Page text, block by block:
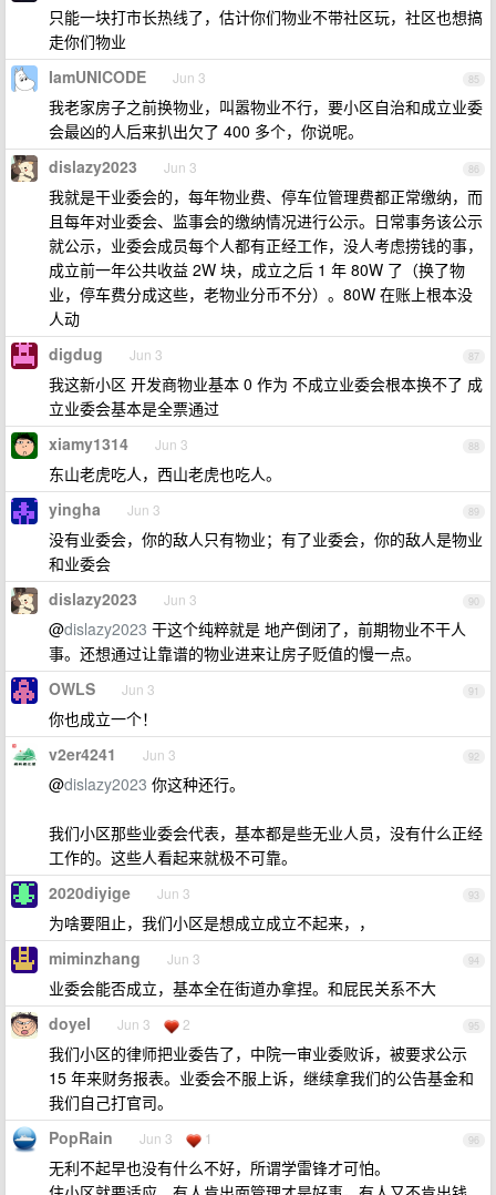
只能一块打市长热线了，估计你们物业不带社区玩，社区也想搞
走你们物业
85
IamUNICODE Jun 3
我老家房子之前换物业，叫嚣物业不行，要小区自治和成立业委
会最凶的人后来扒出欠了 400 多个，你说呢。
86
dislazy2023 Jun 3
我就是干业委会的，每年物业费、停车位管理费都正常缴纳，而
且每年对业委会、监事会的缴纳情况进行公示。日常事务该公示
就公示，业委会成员每个人都有正经工作，没人考虑捞钱的事，
成立前一年公共收益 2W 块，成立之后 1 年 80W 了（换了物
业，停车费分成这些，老物业分币不分）。80W 在账上根本没
人动
87
digdug Jun 3
我这新小区 开发商物业基本 0 作为 不成立业委会根本换不了 成
立业委会基本是全票通过
88
xiamy1314 Jun 3
东山老虎吃人，西山老虎也吃人。
89
yingha Jun 3
没有业委会，你的敌人只有物业；有了业委会，你的敌人是物业
和业委会
90
dislazy2023 Jun 3
@dislazy2023 干这个纯粹就是 地产倒闭了，前期物业不干人
事。还想通过让靠谱的物业进来让房子贬值的慢一点。
91
OWLS Jun 3
你也成立一个！
92
v2er4241 Jun 3
@dislazy2023 你这种还行。
我们小区那些业委会代表，基本都是些无业人员，没有什么正经
工作的。这些人看起来就极不可靠。
93
2020diyige Jun 3
为啥要阻止，我们小区是想成立成立不起来，，
94
miminzhang Jun 3
业委会能否成立，基本全在街道办拿捏。和屁民关系不大
95
doyel Jun 3 2
我们小区的律师把业委告了，中院一审业委败诉，被要求公示
15 年来财务报表。业委会不服上诉，继续拿我们的公告基金和
我们自己打官司。
96
PopRain Jun 3 1
无利不起早也没有什么不好，所谓学雷锋才可怕。